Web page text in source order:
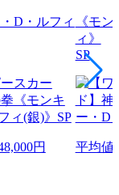
D・ルフィ
円
《モ
ィ》
SP
平均値